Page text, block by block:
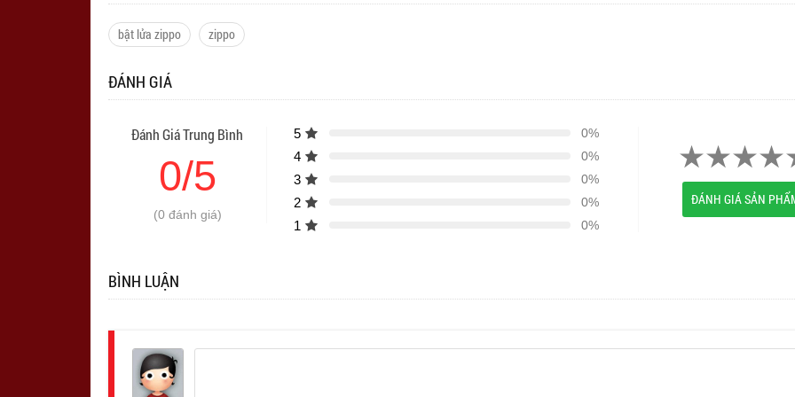
bật lửa zippo zippo
ĐÁNH GIÁ
Đánh Giá Trung Bình
0/5
(0 đánh giá)
5 0%
4 0%
3 0%
2 0%
1 0%
ĐÁNH GIÁ SẢN
BÌNH LUẬN